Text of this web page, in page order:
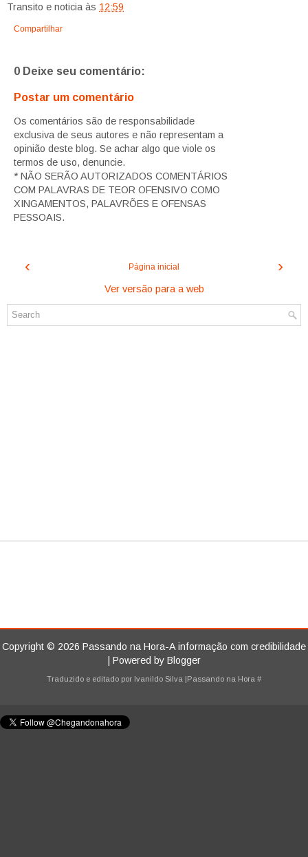
Transito e noticia às 12:59
Compartilhar
0 Deixe seu comentário:
Postar um comentário
Os comentários são de responsabilidade
exclusiva de seus autores e não representam a
opinião deste blog. Se achar algo que viole os
termos de uso, denuncie.
* NÃO SERÃO AUTORIZADOS COMENTÁRIOS
COM PALAVRAS DE TEOR OFENSIVO COMO
XINGAMENTOS, PALAVRÕES E OFENSAS
PESSOAIS.
‹ ›
Página inicial
Ver versão para a web
Copyright © 2026 Passando na Hora-A informação com credibilidade
| Powered by Blogger
Traduzido e editado por Ivanildo Silva |Passando na Hora #